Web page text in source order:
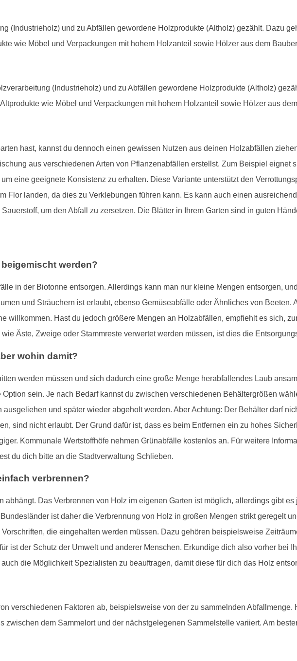
(Industrieholz) und zu Abfällen gewordene Holzprodukte (Altholz) gezählt. Dazu
wie Möbel und Verpackungen mit hohem Holzanteil sowie Hölzer aus dem
(Industrieholz) und zu Abfällen gewordene Holzprodukte (Altholz)
wie Möbel und Verpackungen mit hohem Holzanteil sowie Hölzer aus
hast, kannst du dennoch einen gewissen Nutzen aus deinen Holzabfällen
aus verschiedenen Arten von Pflanzenabfällen erstellst. Zum Beispiel eignet
eine geeignete Konsistenz zu erhalten. Diese Variante unterstützt den
Flor landen, da dies zu Verklebungen führen kann. Es kann auch einen
um den Abfall zu zersetzen. Die Blätter in Ihrem Garten sind in guten
werden?
in der Biotonne entsorgen. Allerdings kann man nur kleine Mengen entsorgen,
und Sträuchern ist erlaubt, ebenso Gemüseabfälle oder Ähnliches von Beeten.
willkommen. Hast du jedoch größere Mengen an Holzabfällen, empfiehlt es sich,
Äste, Zweige oder Stammreste verwertet werden müssen, ist dies die
wohin damit?
werden müssen und sich dadurch eine große Menge herabfallendes Laub
sein. Je nach Bedarf kannst du zwischen verschiedenen Behältergrößen
und später wieder abgeholt werden. Aber Achtung: Der Behälter darf
sind nicht erlaubt. Der Grund dafür ist, dass es beim Entfernen ein zu hohes
Kommunale Wertstoffhöfe nehmen Grünabfälle kostenlos an. Für weitere
du dich bitte an die Stadtverwaltung Schlieben.
verbrennen?
abhängt. Das Verbrennen von Holz im eigenen Garten ist möglich, allerdings gibt es
ist daher die Verbrennung von Holz in großen Mengen strikt geregelt
die eingehalten werden müssen. Dazu gehören beispielsweise
ist der Schutz der Umwelt und anderer Menschen. Erkundige dich also vorher bei
die Möglichkeit Spezialisten zu beauftragen, damit diese für dich das Holz
verschiedenen Faktoren ab, beispielsweise von der zu sammelnden Abfallmenge.
zwischen dem Sammelort und der nächstgelegenen Sammelstelle variiert. Am